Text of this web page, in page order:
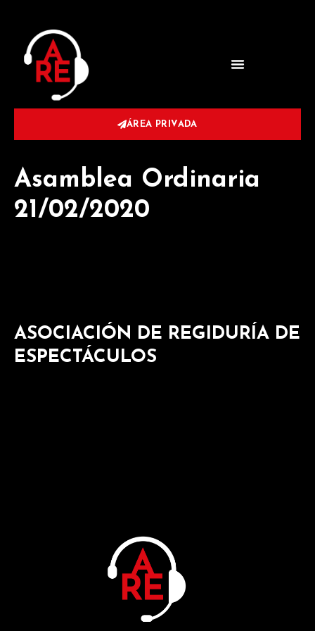
ÁREA PRIVADA
Asamblea Ordinaria
21/02/2020
ASOCIACIÓN DE REGIDURÍA DE
ESPECTÁCULOS